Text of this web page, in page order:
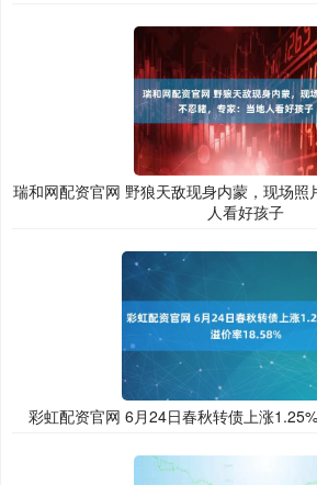
瑞和网配资官网 野狼天敌现身内蒙，现场照
人看好孩子
彩虹配资官网 6月24日春秋转债上涨